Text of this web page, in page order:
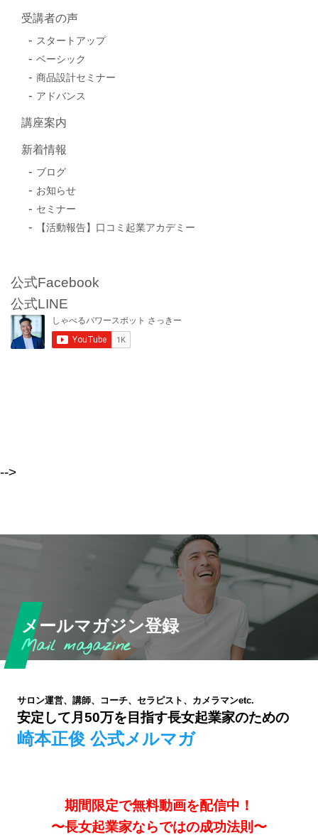
受講者の声
スタートアップ
ベーシック
商品設計セミナー
アドバンス
講座案内
新着情報
ブログ
お知らせ
セミナー
【活動報告】口コミ起業アカデミー
公式Facebook
公式LINE
-->
メールマガジン登録
サロン運営、講師、コーチ、セラピスト、カメラマンetc.
安定して月50万を目指す長女起業家のための
崎本正俊 公式メルマガ
期間限定で無料動画を配信中！
〜長女起業家ならではの成功法則〜